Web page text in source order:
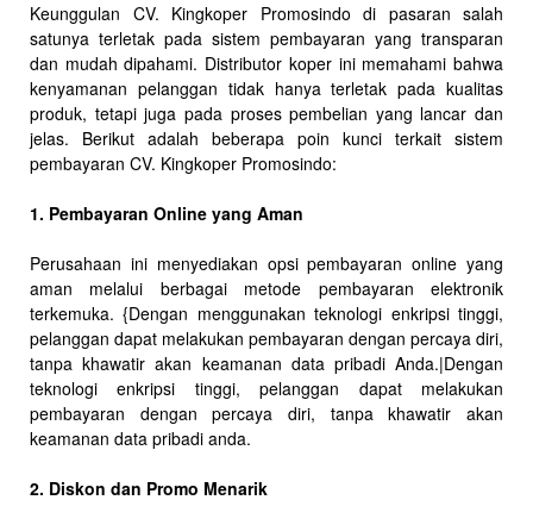
Keunggulan CV. Kingkoper Promosindo di pasaran salah
satunya terletak pada sistem pembayaran yang transparan
dan mudah dipahami. Distributor koper ini memahami bahwa
kenyamanan pelanggan tidak hanya terletak pada kualitas
produk, tetapi juga pada proses pembelian yang lancar dan
jelas. Berikut adalah beberapa poin kunci terkait sistem
pembayaran CV. Kingkoper Promosindo:
1. Pembayaran Online yang Aman
Perusahaan ini menyediakan opsi pembayaran online yang
aman melalui berbagai metode pembayaran elektronik
terkemuka. {Dengan menggunakan teknologi enkripsi tinggi,
pelanggan dapat melakukan pembayaran dengan percaya diri,
tanpa khawatir akan keamanan data pribadi Anda.|Dengan
teknologi enkripsi tinggi, pelanggan dapat melakukan
pembayaran dengan percaya diri, tanpa khawatir akan
keamanan data pribadi anda.
2. Diskon dan Promo Menarik